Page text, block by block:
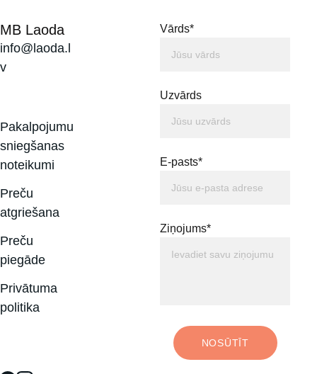
Vārds*
Uzvārds
E-pasts*
Ziņojums*
NOSŪTĪT
MB Laoda
info@laoda.l
v
Pakalpojumu
sniegšanas
noteikumi
Preču
atgriešana
Preču
piegāde
Privātuma
politika